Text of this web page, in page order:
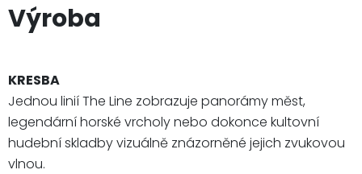
Výroba
KRESBA
Jednou linií The Line zobrazuje panorámy měst,
legendární horské vrcholy nebo dokonce kultovní
hudební skladby vizuálně znázorněné jejich zvukovou
vlnou.